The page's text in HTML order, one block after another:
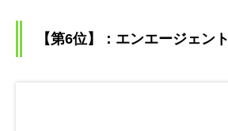
【第6位】：エンエージェント